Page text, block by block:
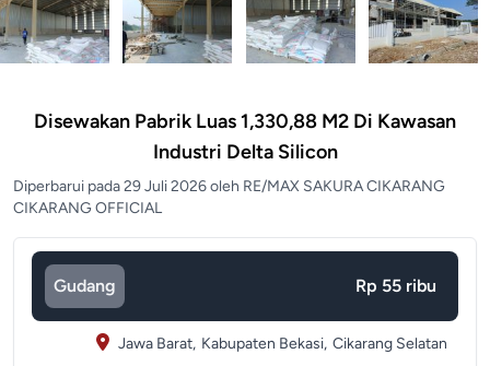
Disewakan Pabrik Luas 1,330,88 M2 Di Kawasan
Industri Delta Silicon
Diperbarui pada 29 Juli 2026 oleh RE/MAX SAKURA CIKARANG
CIKARANG OFFICIAL
Gudang Rp 55 ribu
Jawa Barat, Kabupaten Bekasi, Cikarang Selatan